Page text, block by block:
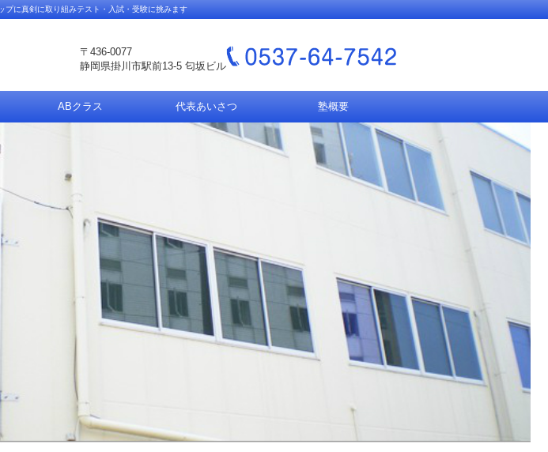
プに真剣に取り組みテスト・入試・受験に挑みます
〒436-0077
静岡県掛川市駅前13-5 匂坂ビル
ABクラス 代表あいさつ 塾概要